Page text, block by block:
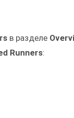
в разделе
Runners: